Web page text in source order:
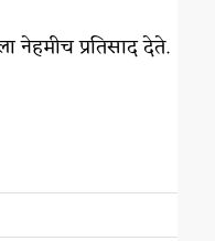
नेहमीच प्रतिसाद देते.